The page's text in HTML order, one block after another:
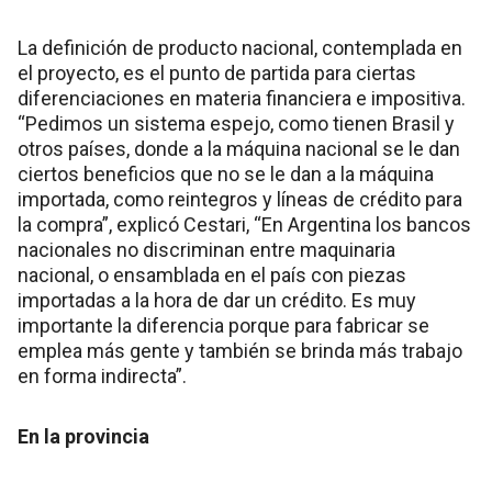
La definición de producto nacional, contemplada en
el proyecto, es el punto de partida para ciertas
diferenciaciones en materia financiera e impositiva.
“Pedimos un sistema espejo, como tienen Brasil y
otros países, donde a la máquina nacional se le dan
ciertos beneficios que no se le dan a la máquina
importada, como reintegros y líneas de crédito para
la compra”, explicó Cestari, “En Argentina los bancos
nacionales no discriminan entre maquinaria
nacional, o ensamblada en el país con piezas
importadas a la hora de dar un crédito. Es muy
importante la diferencia porque para fabricar se
emplea más gente y también se brinda más trabajo
en forma indirecta”.
En la provincia